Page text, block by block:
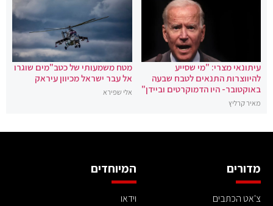
עיתונאי מצרי: "מי שסייע
להיווצרות התנאים לטבח שבעה
באוקטובר- היו הדמוקרטים וביידן"
מאיר קרליץ
מטח משמעותי של כטב"מים שוגרו
אל עבר ישראל מכיוון עיראק
אלי שפירא
מדורים
צ'אט הכתבים
המיוחדים
וידאו